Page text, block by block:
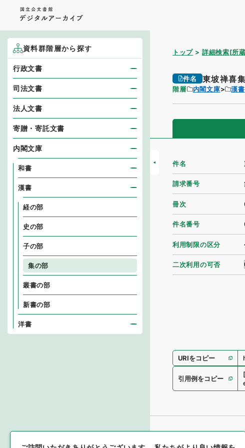
トップ 詳細検索[所
件名 東坡禅喜
階層 内閣文庫 漢書
件名
請求番号
冊次
件名番号
利用制限の区分
二次利用の可否
URIをコピー
引用例をコピー
資料群階層から探す
行政文書
司法文書
法人文書
寄贈・寄託文書
内閣文庫
和書
漢書
経の部
史の部
子の部
集の部
叢書の部
新書の部
洋書